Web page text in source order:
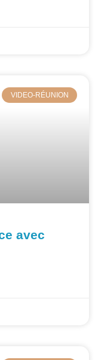
VIDEO-RÉUNION
avec